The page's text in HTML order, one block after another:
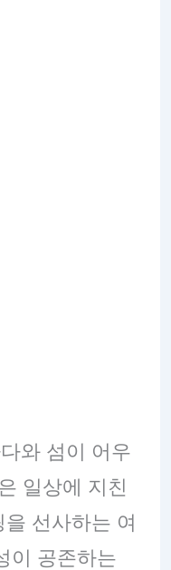
와 섬이 어우
일상에 지친
선사하는 여
이 공존하는